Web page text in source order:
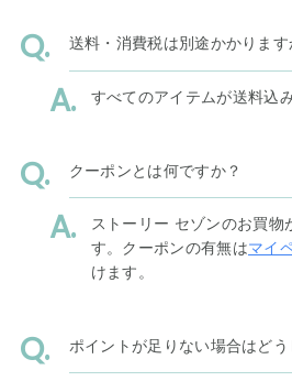
送料・消費税は別途かかります
すべてのアイテムが送料込
クーポンとは何ですか？
ストーリー セゾンのお買物
す。クーポンの有無はマイ
けます。
ポイントが足りない場合はど